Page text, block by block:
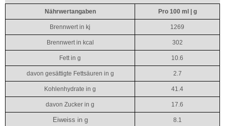
Nährwertangaben Pro 100 ml | g
Brennwert in kj 1269
Brennwert in kcal 302
Fett in g 10.6
davon gesättigte Fettsäuren in g 2.7
Kohlenhydrate in g 41.4
davon Zucker in g 17.6
Eiweiss in g 8.1